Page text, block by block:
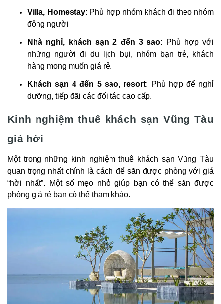
Villa, Homestay: Phù hợp nhóm khách đi theo nhóm
đông người
Nhà nghỉ, khách sạn 2 đến 3 sao: Phù hợp với
những người đi du lịch bụi, nhóm bạn trẻ, khách
hàng mong muốn giá rẻ.
Khách sạn 4 đến 5 sao, resort: Phù hợp để nghỉ
dưỡng, tiếp đãi các đối tác cao cấp.
Kinh nghiệm thuê khách sạn Vũng Tàu
giá hời
Một trong những kinh nghiệm thuê khách sạn Vũng Tàu
quan trọng nhất chính là cách để săn được phòng với giá
“hời nhất”. Một số mẹo nhỏ giúp bạn có thể săn được
phòng giá rẻ bạn có thể tham khảo.